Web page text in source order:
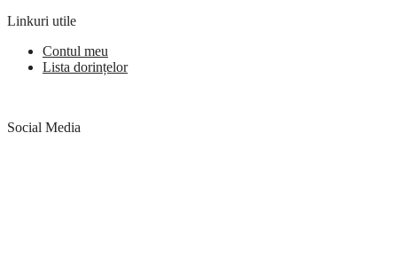
Linkuri utile
Contul meu
Lista dorințelor
Social Media